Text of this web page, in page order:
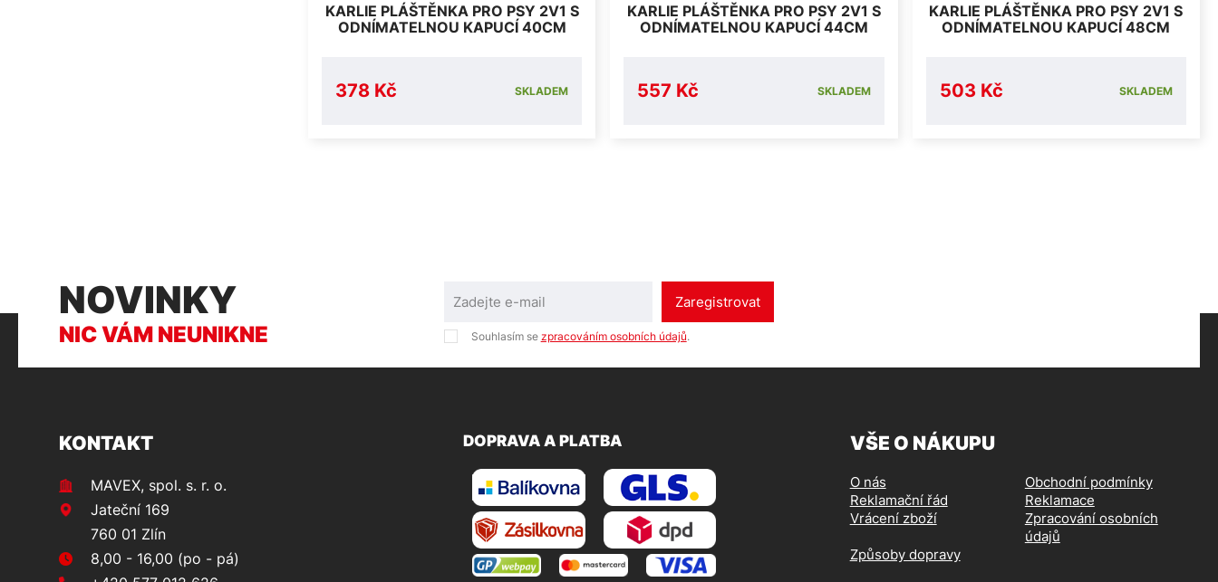
KARLIE PLÁŠTĚNKA PRO PSY 2V1 S
ODNÍMATELNOU KAPUCÍ 40CM
378 Kč SKLADEM
KARLIE PLÁŠTĚNKA PRO PSY 2V1 S
ODNÍMATELNOU KAPUCÍ 44CM
557 Kč SKLADEM
KARLIE PLÁŠTĚNKA PRO PSY 2V1 S
ODNÍMATELNOU KAPUCÍ 48CM
503 Kč SKLADEM
NOVINKY
NIC VÁM NEUNIKNE
Zaregistrovat
Souhlasím se zpracováním osobních údajů.
KONTAKT
MAVEX, spol. s. r. o.
Jateční 169
760 01 Zlín
8,00 - 16,00 (po - pá)
DOPRAVA A PLATBA VŠE O NÁKUPU
O nás
Obchodní podmínky
Reklamační řád
Reklamace
Vrácení zboží
Zpracování osobních
údajů
Způsoby dopravy